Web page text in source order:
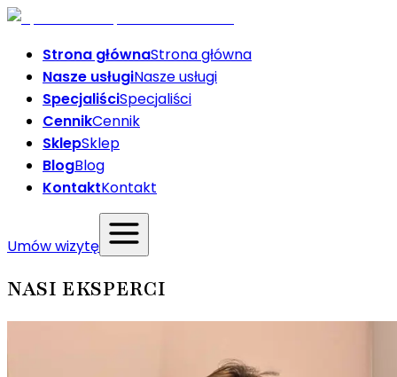
Strona głównaStrona główna
Nasze usługiNasze usługi
SpecjaliściSpecjaliści
CennikCennik
SklepSklep
BlogBlog
KontaktKontakt
Umów wizytę
NASI EKSPERCI